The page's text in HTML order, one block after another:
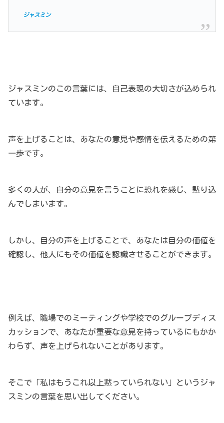
ジャスミン
ジャスミンのこの言葉には、自己表現の大切さが込められ
ています。
声を上げることは、あなたの意見や感情を伝えるための第
一歩です。
多くの人が、自分の意見を言うことに恐れを感じ、黙り込
んでしまいます。
しかし、自分の声を上げることで、あなたは自分の価値を
確認し、他人にもその価値を認識させることができます。
例えば、職場でのミーティングや学校でのグループディス
カッションで、あなたが重要な意見を持っているにもかか
わらず、声を上げられないことがあります。
そこで「私はもうこれ以上黙っていられない」というジャ
スミンの言葉を思い出してください。